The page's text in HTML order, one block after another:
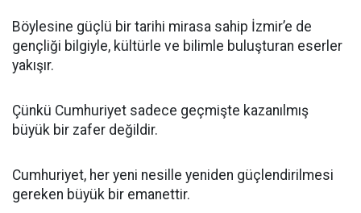
Böylesine güçlü bir tarihi mirasa sahip İzmir’e de
gençliği bilgiyle, kültürle ve bilimle buluşturan eserler
yakışır.
Çünkü Cumhuriyet sadece geçmişte kazanılmış
büyük bir zafer değildir.
Cumhuriyet, her yeni nesille yeniden güçlendirilmesi
gereken büyük bir emanettir.